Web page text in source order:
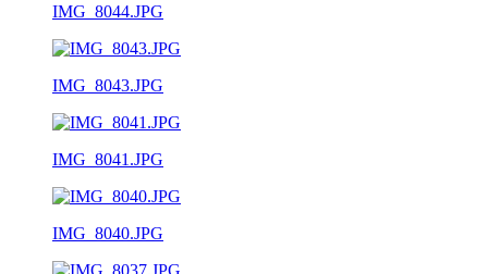
IMG_8044.JPG
IMG_8043.JPG
IMG_8041.JPG
IMG_8040.JPG